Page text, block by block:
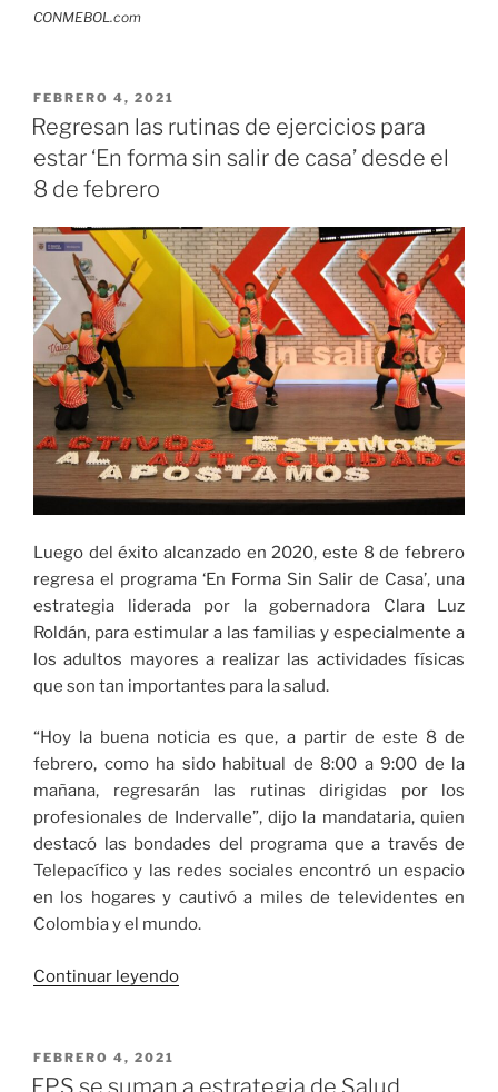
CONMEBOL.com
PUBLICADO
EL
FEBRERO 4, 2021
Regresan las rutinas de ejercicios para
estar ‘En forma sin salir de casa’ desde el
8 de febrero
Luego del éxito alcanzado en 2020, este 8 de febrero
regresa el programa ‘En Forma Sin Salir de Casa’, una
estrategia liderada por la gobernadora Clara Luz
Roldán, para estimular a las familias y especialmente a
los adultos mayores a realizar las actividades físicas
que son tan importantes para la salud.
“Hoy la buena noticia es que, a partir de este 8 de
febrero, como ha sido habitual de 8:00 a 9:00 de la
mañana, regresarán las rutinas dirigidas por los
profesionales de Indervalle”, dijo la mandataria, quien
destacó las bondades del programa que a través de
Telepacífico y las redes sociales encontró un espacio
en los hogares y cautivó a miles de televidentes en
Colombia y el mundo.
Continuar leyendo«Regresan
ejercicios
PUBLICADO
EL
FEBRERO 4, 2021
EPS se suman a estrategia de Salud